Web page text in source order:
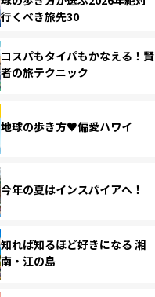
行くべき旅先30
コスパもタイパもかなえる！賢
者の旅テクニック
地球の歩き方♥偏愛ハワイ
今年の夏はインスパイアへ！
知れば知るほど好きになる 湘
南・江の島